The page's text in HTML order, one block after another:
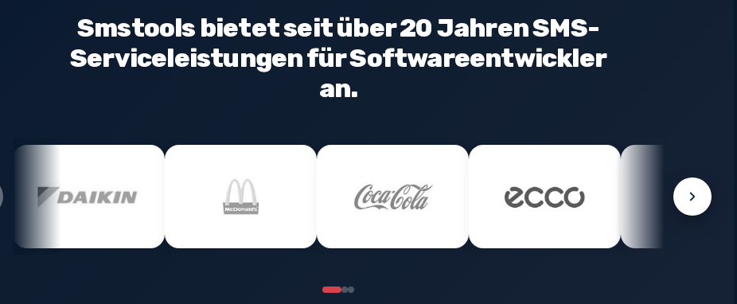
Smstools bietet seit über 20 Jahren SMS-
Serviceleistungen für Softwareentwickler
an.